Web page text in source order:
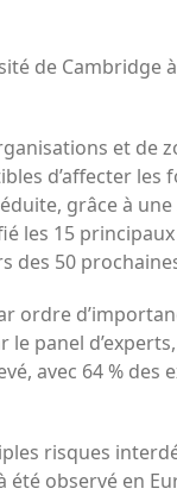
de Cambridge
et de
d’affecter
grâce à une
les 15
des 50
ordre
panel
avec 64 % des
risques
observé en